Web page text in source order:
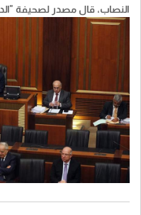
النصاب، قال مصدر لصحيفة
باكثرية كبيرة، في ضوء ما جرى